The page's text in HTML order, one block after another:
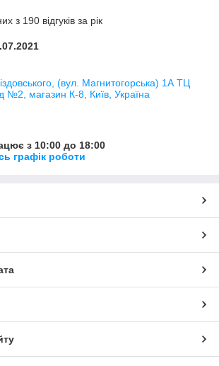
з 190 відгуків за рік
(вул. Магнитогорська) 1А ТЦ
№2, магазин К-8, Київ, Україна
з 10:00 до 18:00
графік роботи